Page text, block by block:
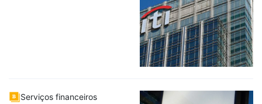
Serviços financeiros